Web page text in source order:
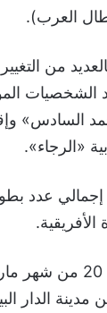
العرب).
من
«الرجاء».
ويحتفل نادي
ويتخذ من